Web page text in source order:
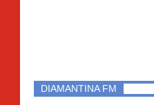
DIAMANTINA FM